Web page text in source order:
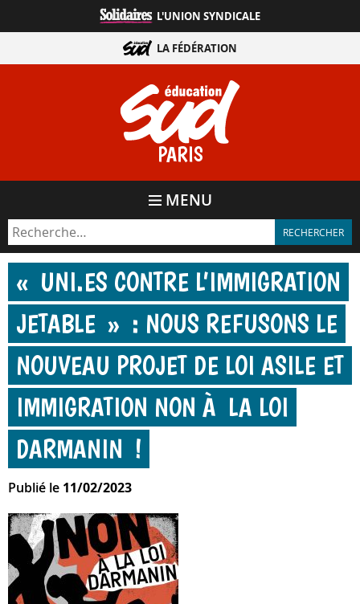
directement
contenu
PARIS
L'UNION SYNDICALE
LA FÉDÉRATION
MENU
« UNI.ES CONTRE L’IMMIGRATION
JETABLE » : NOUS REFUSONS LE
NOUVEAU PROJET DE LOI ASILE ET
IMMIGRATION NON À LA LOI
DARMANIN !
Publié le 11/02/2023